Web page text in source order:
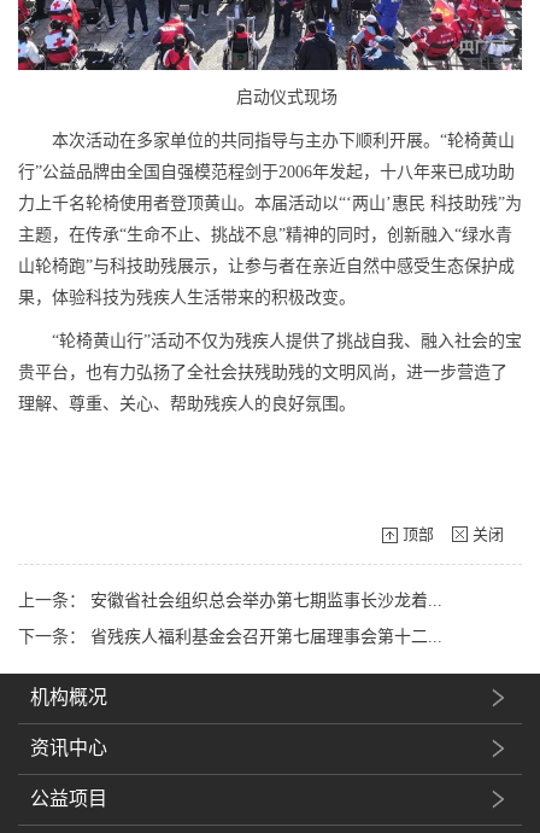
启动仪式现场
本次活动在多家单位的共同指导与主办下顺利开展。“轮椅黄山
行”公益品牌由全国自强模范程剑于2006年发起，十八年来已成功助
力上千名轮椅使用者登顶黄山。本届活动以“‘两山’惠民 科技助残”为
主题，在传承“生命不止、挑战不息”精神的同时，创新融入“绿水青
山轮椅跑”与科技助残展示，让参与者在亲近自然中感受生态保护成
果，体验科技为残疾人生活带来的积极改变。
“轮椅黄山行”活动不仅为残疾人提供了挑战自我、融入社会的宝
贵平台，也有力弘扬了全社会扶残助残的文明风尚，进一步营造了
理解、尊重、关心、帮助残疾人的良好氛围。
顶部 关闭
上一条： 安徽省社会组织总会举办第七期监事长沙龙着...
下一条： 省残疾人福利基金会召开第七届理事会第十二...
机构概况
资讯中心
公益项目